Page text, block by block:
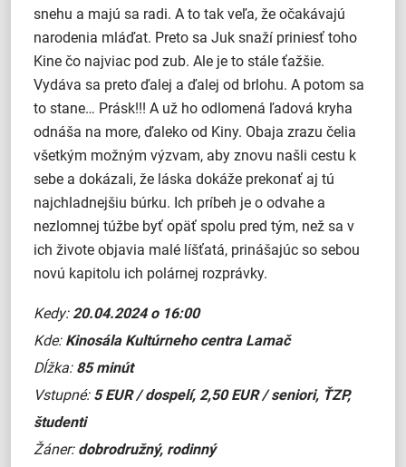
snehu a majú sa radi. A to tak veľa, že očakávajú
narodenia mláďat. Preto sa Juk snaží priniesť toho
Kine čo najviac pod zub. Ale je to stále ťažšie.
Vydáva sa preto ďalej a ďalej od brlohu. A potom sa
to stane… Prásk!!! A už ho odlomená ľadová kryha
odnáša na more, ďaleko od Kiny. Obaja zrazu čelia
všetkým možným výzvam, aby znovu našli cestu k
sebe a dokázali, že láska dokáže prekonať aj tú
najchladnejšiu búrku. Ich príbeh je o odvahe a
nezlomnej túžbe byť opäť spolu pred tým, než sa v
ich živote objavia malé líšťatá, prinášajúc so sebou
novú kapitolu ich polárnej rozprávky.
Kedy: 20.04.2024 o 16:00
Kde: Kinosála Kultúrneho centra Lamač
Dĺžka: 85 minút
Vstupné: 5 EUR / dospelí, 2,50 EUR / seniori, ŤZP,
študenti
Žáner: dobrodružný, rodinný